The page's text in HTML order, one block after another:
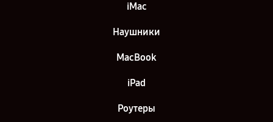
iMac
Наушники
MacBook
iPad
Роутеры